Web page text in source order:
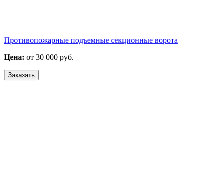
Противопожарные подъемные секционные ворота
Цена: от 30 000 руб.
Заказать